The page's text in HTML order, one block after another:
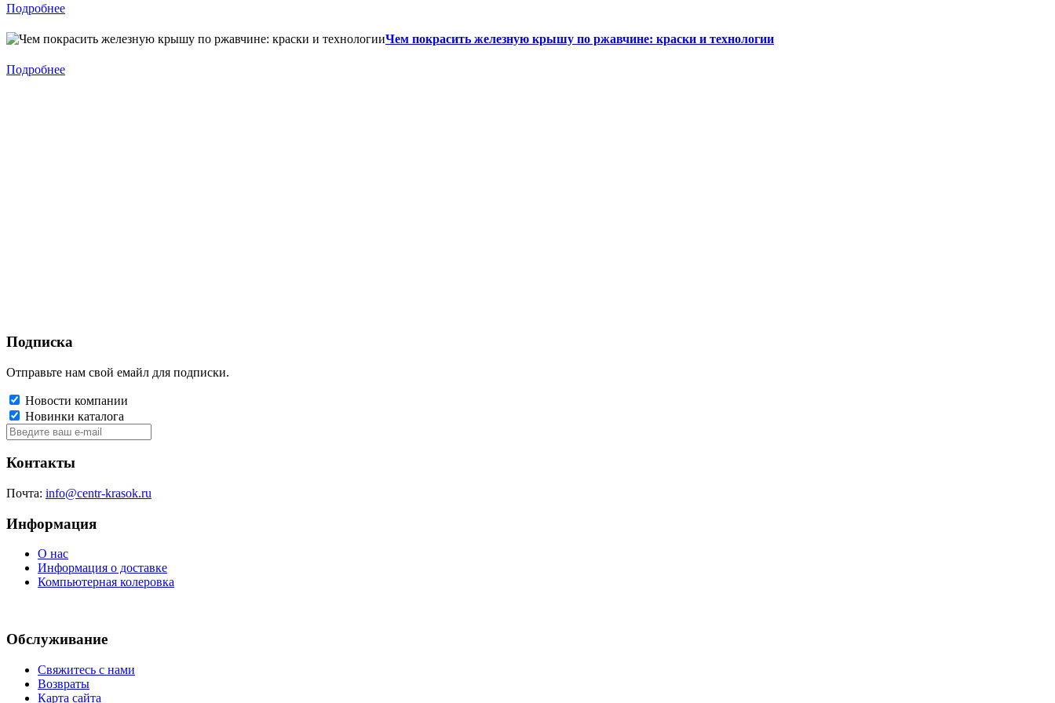
Подробнее
Чем покрасить железную крышу по ржавчине: краски и технологии
Подробнее
Подписка
Отправьте нам свой емайл для подписки.
Новости компании
Новинки каталога
Контакты
Почта: info@centr-krasok.ru
Информация
О нас
Информация о доставке
Компьютерная колеровка
Обслуживание
Свяжитесь с нами
Возвраты
Карта сайта